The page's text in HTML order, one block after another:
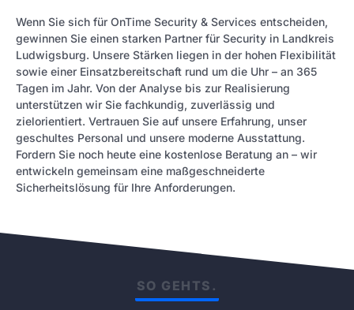
Wenn Sie sich für OnTime Security & Services entscheiden,
gewinnen Sie einen starken Partner für Security in Landkreis
Ludwigsburg. Unsere Stärken liegen in der hohen Flexibilität
sowie einer Einsatzbereitschaft rund um die Uhr – an 365
Tagen im Jahr. Von der Analyse bis zur Realisierung
unterstützen wir Sie fachkundig, zuverlässig und
zielorientiert. Vertrauen Sie auf unsere Erfahrung, unser
geschultes Personal und unsere moderne Ausstattung.
Fordern Sie noch heute eine kostenlose Beratung an – wir
entwickeln gemeinsam eine maßgeschneiderte
Sicherheitslösung für Ihre Anforderungen.
SO GEHTS.